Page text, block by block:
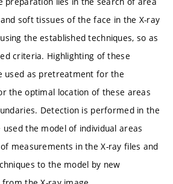
soft tissues of the face in the X-ray
the established techniques, so as
criteria. Highlighting of these
used as pretreatment for the
the optimal location of these areas
Detection is performed in the
the model of individual areas
measurements in the X-ray files and
to the model by new